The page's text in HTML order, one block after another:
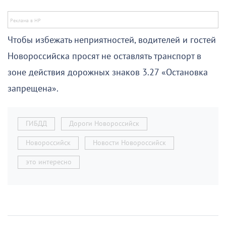
Чтобы избежать неприятностей, водителей и гостей
Новороссийска просят не оставлять транспорт в
зоне действия дорожных знаков 3.27 «Остановка
запрещена».
ГИБДД Дороги Новороссийск
Новороссийск Новости Новороссийск
это интересно